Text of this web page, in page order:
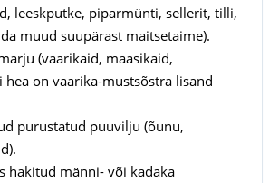
leeskputke, piparmünti, sellerit, tilli,
muud suupärast maitsetaime).
(vaarikaid, maasikaid,
on vaarika-mustsõstra lisand
purustatud puuvilju (õunu,
hakitud männi- või kadaka